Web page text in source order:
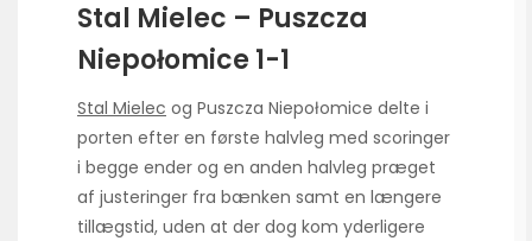
Stal Mielec – Puszcza
Niepołomice 1-1
Stal Mielec og Puszcza Niepołomice delte i
porten efter en første halvleg med scoringer
i begge ender og en anden halvleg præget
af justeringer fra bænken samt en længere
tillægstid, uden at der dog kom yderligere